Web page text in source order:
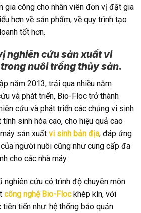
gia công cho nhân viên đơn vị đặt gia
hơn về sản phẩm, về quy trình tạo
tốt hơn.
nghiên cứu sản xuất vi
nuôi trồng thủy sản.
năm 2013, trải qua nhiều năm
và phát triển, Bio-Floc trở thành
cứu và phát triển các chủng vi sinh
sinh hóa cao, cho hiệu quả cao
sản xuất vi sinh bản địa, đáp ứng
người nuôi cũng như cung cấp đa
cho các nhà máy.
nghiên cứu có trình độ chuyên môn
công nghệ Bio-Floc khép kín, với
tiến như: hệ thống bảo quản